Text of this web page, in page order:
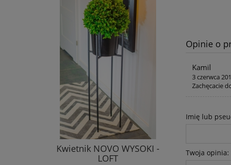
Kwietnik NOVO WYSOKI -
LOFT
Opinie o
Kamil
3 czerwca
Zachęcacie
Imię lub
Twoja opinia: